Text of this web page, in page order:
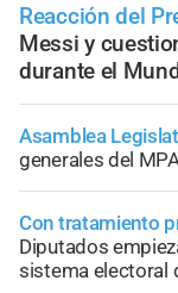
Reacción del
Messi y
durante el
Asamblea
generales del
Con tratamiento
Diputados
sistema electoral